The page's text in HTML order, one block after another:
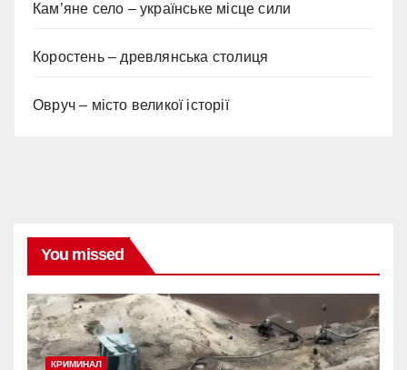
Кам’яне село – українське місце сили
Коростень – древлянська столиця
Овруч – місто великої історії
You missed
КРИМИНАЛ